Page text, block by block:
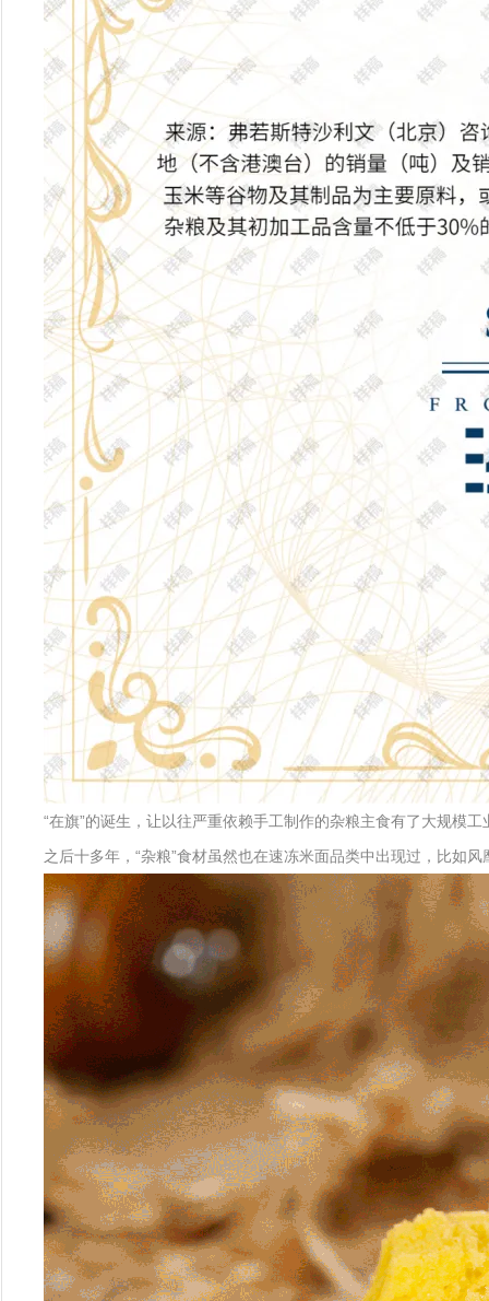
“在旗”的诞生，让以往严重依赖手工制作的杂粮主食有了大规模工
之后十多年，“杂粮”食材虽然也在速冻米面品类中出现过，比如